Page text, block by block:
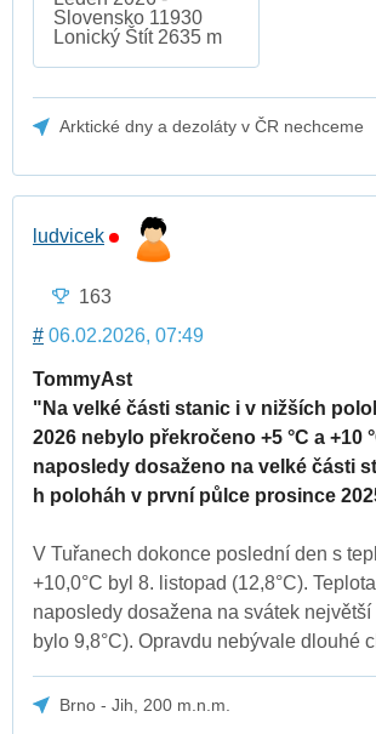
Slovensko 11930
Lonický Štít 2635 m
Arktické dny a dezoláty v ČR nechceme
ludvicek
163
# 06.02.2026, 07:49
TommyAst
"Na velké části stanic i v nižších
2026 nebylo překročeno +5 °C a +10
naposledy dosaženo na velké části
h poloháh v první půlce prosince
V Tuřanech dokonce poslední den s
+10,0°C byl 8. listopad (12,8°C).
naposledy dosažena na svátek největší
bylo 9,8°C). Opravdu nebývale dlouhé
Brno - Jih, 200 m.n.m.